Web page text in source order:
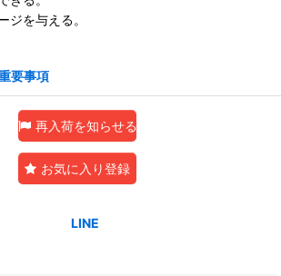
ジを与える。
要事項
再入荷を知らせる
お気に入り登録